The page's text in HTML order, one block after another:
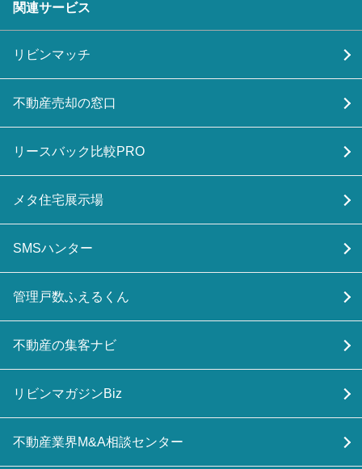
関連サービス
リビンマッチ
不動産売却の窓口
リースバック比較PRO
メタ住宅展示場
SMSハンター
管理戸数ふえるくん
不動産の集客ナビ
リビンマガジンBiz
不動産業界M&A相談センター